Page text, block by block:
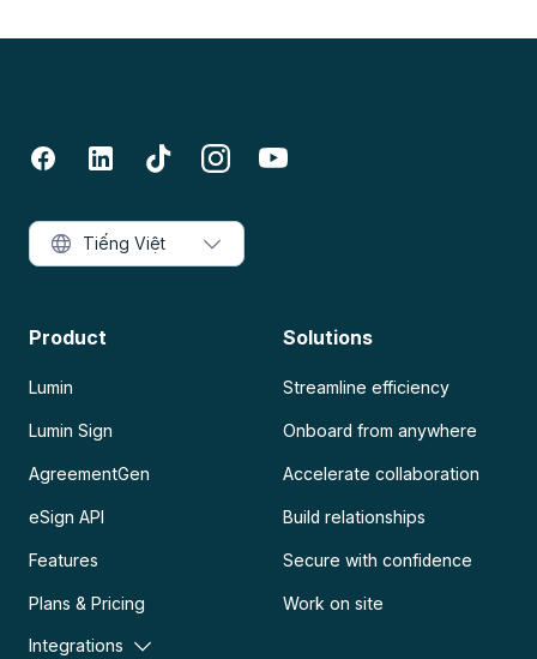
Product
Lumin
Lumin Sign
AgreementGen
eSign API
Features
Plans & Pricing
Integrations
Solutions
Streamline efficiency
Onboard from anywhere
Accelerate collaboration
Build relationships
Secure with confidence
Work on site
Tiếng Việt